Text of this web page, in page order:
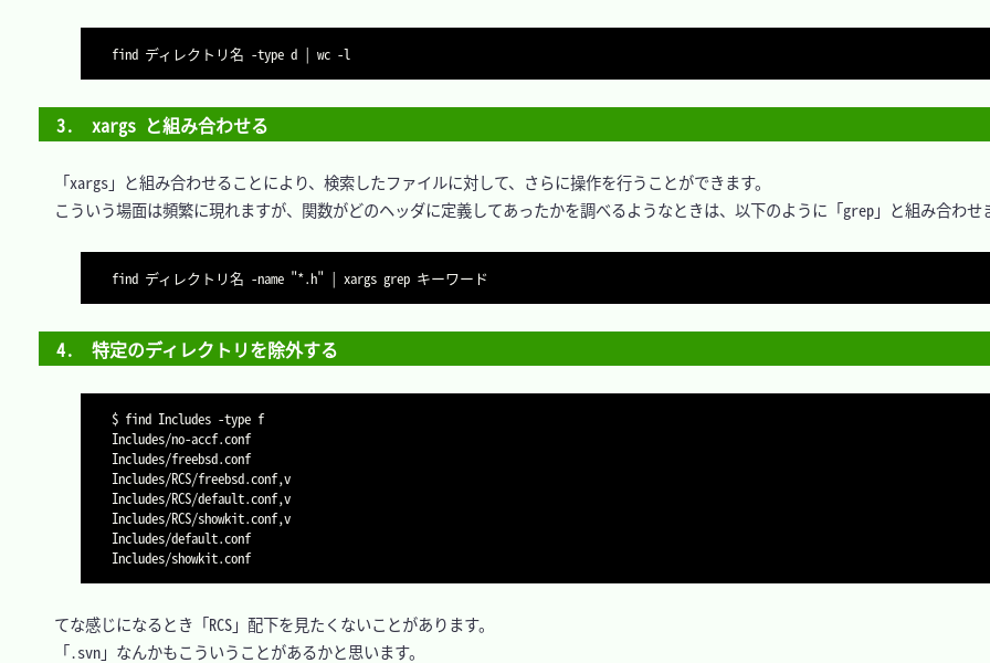
find ディレクトリ名 -type d | wc -l
3.　xargs と組み合わせる
「xargs」と組み合わせることにより、検索したファイルに対して、さらに操作を行うことができます。
こういう場面は頻繁に現れますが、関数がどのヘッダに定義してあったかを調べるようなときは、以下のように「grep」と組み合わせ
find ディレクトリ名 -name "*.h" | xargs grep キーワード
4.　特定のディレクトリを除外する
$ find Includes -type f
Includes/no-accf.conf
Includes/freebsd.conf
Includes/RCS/freebsd.conf,v
Includes/RCS/default.conf,v
Includes/RCS/showkit.conf,v
Includes/default.conf
Includes/showkit.conf
てな感じになるとき「RCS」配下を見たくないことがあります。
「.svn」なんかもこういうことがあるかと思います。